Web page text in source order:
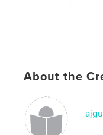
sucesso total.
Features &
Primary Category:
About the